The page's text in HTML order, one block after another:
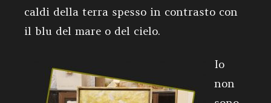
caldi della terra spesso in contrasto con
il blu del mare o del cielo.
Io
non